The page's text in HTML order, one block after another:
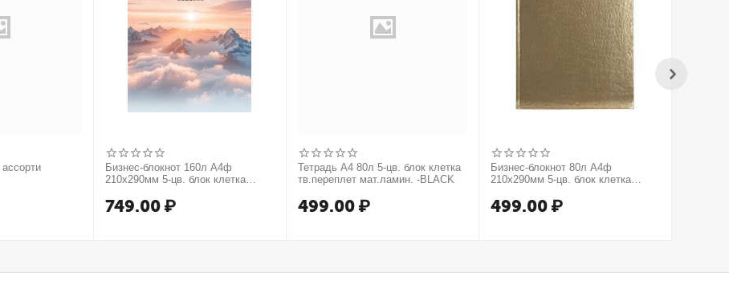
Бизнес-блокнот 160л А4ф
210х290мм 5-цв. блок клетка
мат.ламин. -В моменте
749.00 ₽
Тетрадь А4 80л 5-цв. блок клетка
тв.переплет мат.ламин. -BLACK
499.00 ₽
Бизнес-блокнот 80л А4ф
210х290мм 5-цв. блок клетка
МЕТАЛЛИК серия Золото
499.00 ₽